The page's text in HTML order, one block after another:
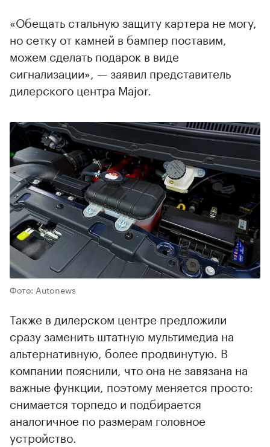
«Обещать стальную защиту картера не могу,
но сетку от камней в бампер поставим,
можем сделать подарок в виде
сигнализации», — заявил представитель
дилерского центра Major.
Фото: Autonews
Также в дилерском центре предложили
сразу заменить штатную мультимедиа на
альтернативную, более продвинутую. В
компании пояснили, что она не завязана на
важные функции, поэтому меняется просто:
снимается торпедо и подбирается
аналогичное по размерам головное
устройство.